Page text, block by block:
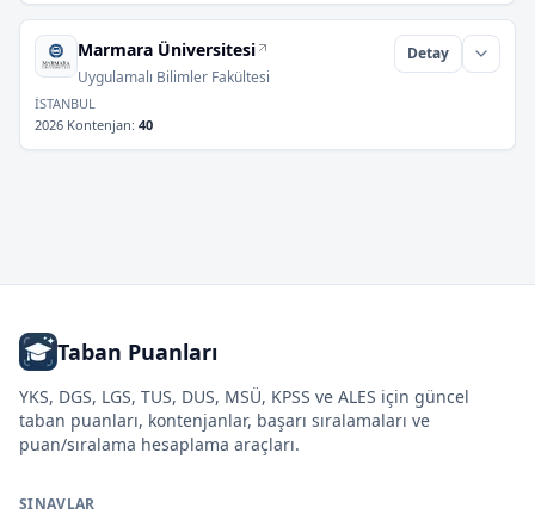
Marmara Üniversitesi
Uygulamalı Bilimler Fakültesi
Detay
İSTANBUL
2026 Kontenjan: 40
Taban Puanları
YKS, DGS, LGS, TUS, DUS, MSÜ, KPSS ve ALES için güncel
taban puanları, kontenjanlar, başarı sıralamaları ve
puan/sıralama hesaplama araçları.
SINAVLAR